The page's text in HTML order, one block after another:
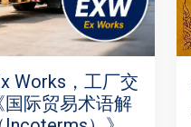
Works，工厂交
国际贸易术语解